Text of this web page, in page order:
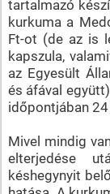
tartalmazó
kurkuma a
Ft-ot (de az is
kapszula,
az Egyesült
és áfával
időpontjában
Mivel mindig
elterjedése
késhegynyit